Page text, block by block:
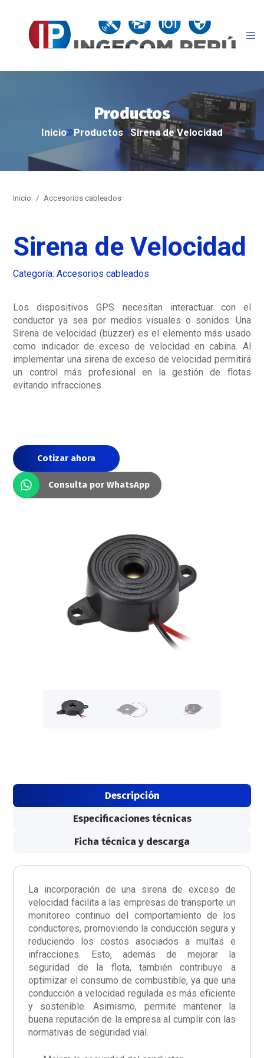
Productos
Inicio Productos Sirena de Velocidad
Inicio / Accesorios cableados
Sirena de Velocidad
Categoría:Accesorios cableados
Los dispositivos GPS necesitan interactuar con el
conductor ya sea por medios visuales o sonidos. Una
Sirena de velocidad (buzzer) es el elemento más usado
como indicador de exceso de velocidad en cabina. Al
implementar una sirena de exceso de velocidad permitirá
un control más profesional en la gestión de flotas
evitando infracciones.
Cotizar ahora
Consulta por WhatsApp
Descripción
Especificaciones técnicas
Ficha técnica y descarga
La incorporación de una sirena de exceso de
velocidad facilita a las empresas de transporte un
monitoreo continuo del comportamiento de los
conductores, promoviendo la conducción segura y
reduciendo los costos asociados a multas e
infracciones. Esto, además de mejorar la
seguridad de la flota, también contribuye a
optimizar el consumo de combustible, ya que una
conducción a velocidad regulada es más eficiente
y sostenible. Asimismo, permite mantener la
buena reputación de la empresa al cumplir con las
normativas de seguridad vial.